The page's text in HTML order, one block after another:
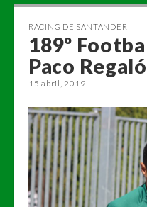
RACING DE SANTANDER
189º
Paco
15 abril, 2019